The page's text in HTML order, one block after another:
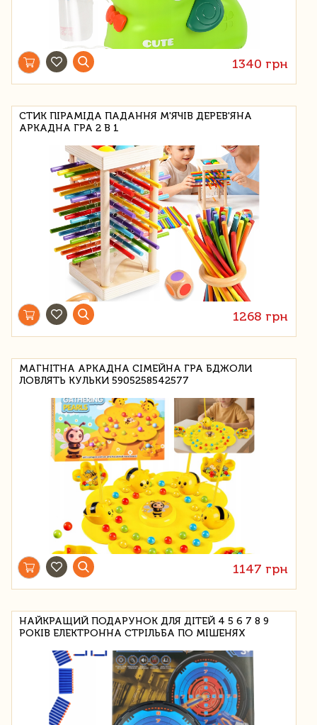
1340 грн
СТИК ПІРАМІДА ПАДАННЯ М'ЯЧІВ ДЕРЕВ'ЯНА
АРКАДНА ГРА 2 В 1
1268 грн
МАГНІТНА АРКАДНА СІМЕЙНА ГРА БДЖОЛИ
ЛОВЛЯТЬ КУЛЬКИ 5905258542577
1147 грн
НАЙКРАЩИЙ ПОДАРУНОК ДЛЯ ДІТЕЙ 4 5 6 7 8 9
РОКІВ ЕЛЕКТРОННА СТРІЛЬБА ПО МІШЕНЯХ